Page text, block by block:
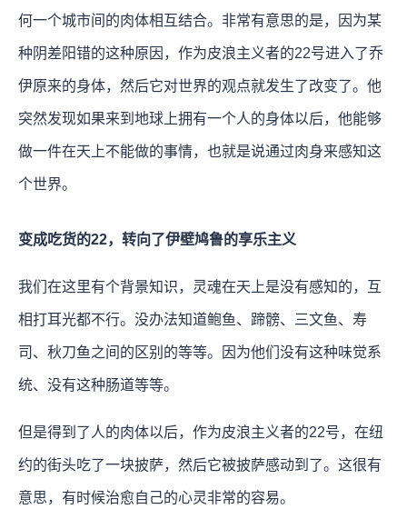
何一个城市间的肉体相互结合。非常有意思的是，因为某
种阴差阳错的这种原因，作为皮浪主义者的22号进入了乔
伊原来的身体，然后它对世界的观点就发生了改变了。他
突然发现如果来到地球上拥有一个人的身体以后，他能够
做一件在天上不能做的事情，也就是说通过肉身来感知这
个世界。
变成吃货的22，转向了伊壁鸠鲁的享乐主义
我们在这里有个背景知识，灵魂在天上是没有感知的，互
相打耳光都不行。没办法知道鲍鱼、蹄髈、三文鱼、寿
司、秋刀鱼之间的区别的等等。因为他们没有这种味觉系
统、没有这种肠道等等。
但是得到了人的肉体以后，作为皮浪主义者的22号，在纽
约的街头吃了一块披萨，然后它被披萨感动到了。这很有
意思，有时候治愈自己的心灵非常的容易。